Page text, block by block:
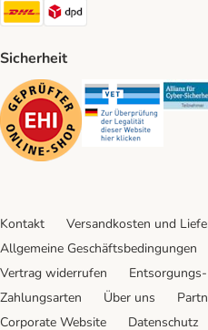
DHL Shipping Method
Sicherheit
Security Security
Kontakt Versandkosten und
Allgemeine Geschäftsbedingungen
Vertrag widerrufen
Zahlungsarten
Über uns
Corporate Website
Datenschutz